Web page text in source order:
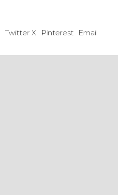
Twitter X Pinterest Email